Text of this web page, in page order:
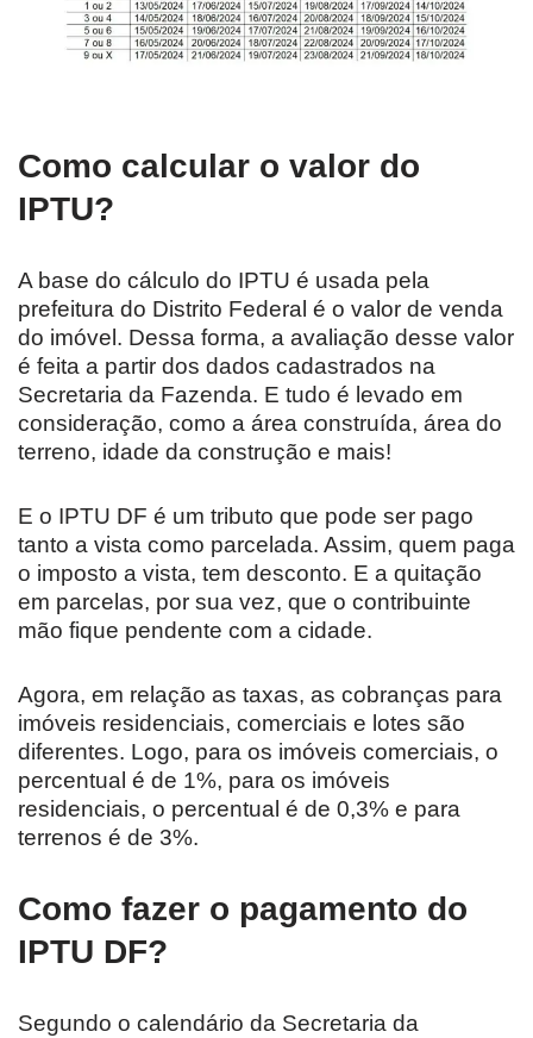
Como calcular o valor do
IPTU?
A base do cálculo do IPTU é usada pela
prefeitura do Distrito Federal é o valor de venda
do imóvel. Dessa forma, a avaliação desse valor
é feita a partir dos dados cadastrados na
Secretaria da Fazenda. E tudo é levado em
consideração, como a área construída, área do
terreno, idade da construção e mais!
E o IPTU DF é um tributo que pode ser pago
tanto a vista como parcelada. Assim, quem paga
o imposto a vista, tem desconto. E a quitação
em parcelas, por sua vez, que o contribuinte
mão fique pendente com a cidade.
Agora, em relação as taxas, as cobranças para
imóveis residenciais, comerciais e lotes são
diferentes. Logo, para os imóveis comerciais, o
percentual é de 1%, para os imóveis
residenciais, o percentual é de 0,3% e para
terrenos é de 3%.
Como fazer o pagamento do
IPTU DF?
Segundo o calendário da Secretaria da